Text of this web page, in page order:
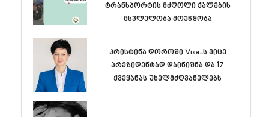
ტრანსპორტის მძღოლი ქალების
მსვლელობა მოეწყობა
კრისტინა დოროში Visa-ს ვიცე
პრეზიდენტად დაინიშნა და 17
ქვეყანას უხელმძღვანელებს